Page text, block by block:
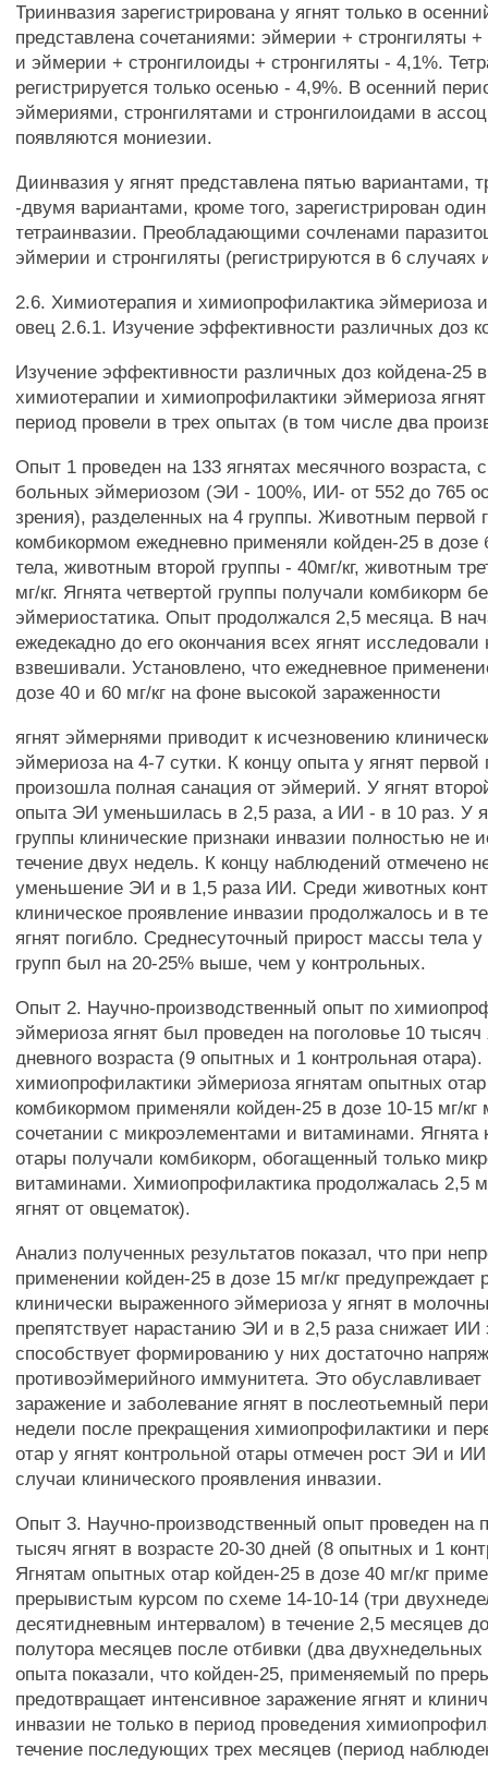
Триинвазия зарегистрирована у ягнят только в
представлена сочетаниями: эймерии + стронгиляты
и эймерии + стронгилоиды + стронгиляты - 4,1%.
регистрируется только осенью - 4,9%. В осенний
эймериями, стронгилятами и стронгилоидами в
появляются мониезии.
Диинвазия у ягнят представлена пятью вариантами,
-двумя вариантами, кроме того, зарегистрирован
тетраинвазии. Преобладающими сочленами
эймерии и стронгиляты (регистрируются в 6 случаях
2.6. Химиотерапия и химиопрофилактика эймериоза
овец 2.6.1. Изучение эффективности различных доз
Изучение эффективности различных доз койдена-25
химиотерапии и химиопрофилактики эймериоза
период провели в трех опытах (в том числе два
Опыт 1 проведен на 133 ягнятах месячного возраста,
больных эймериозом (ЭИ - 100%, ИИ- от 552 до 765
зрения), разделенных на 4 группы. Животным первой
комбикормом ежедневно применяли койден-25 в дозе
тела, животным второй группы - 40мг/кг, животным
мг/кг. Ягнята четвертой группы получали комбикорм
эймериостатика. Опыт продолжался 2,5 месяца. В
ежедекадно до его окончания всех ягнят
взвешивали. Установлено, что ежедневное
дозе 40 и 60 мг/кг на фоне высокой зараженности
ягнят эймернями приводит к исчезновению
эймериоза на 4-7 сутки. К концу опыта у ягнят первой
произошла полная санация от эймерий. У ягнят
опыта ЭИ уменьшилась в 2,5 раза, а ИИ - в 10 раз. У
группы клинические признаки инвазии полностью не
течение двух недель. К концу наблюдений отмечено
уменьшение ЭИ и в 1,5 раза ИИ. Среди животных
клиническое проявление инвазии продолжалось и в
ягнят погибло. Среднесуточный прирост массы тела
групп был на 20-25% выше, чем у контрольных.
Опыт 2. Научно-производственный опыт по
эймериоза ягнят был проведен на поголовье 10 тысяч
дневного возраста (9 опытных и 1 контрольная
химиопрофилактики эймериоза ягнятам опытных
комбикормом применяли койден-25 в дозе 10-15 мг/кг
сочетании с микроэлементами и витаминами. Ягнята
отары получали комбикорм, обогащенный только
витаминами. Химиопрофилактика продолжалась 2,5
ягнят от овцематок).
Анализ полученных результатов показал, что при
применении койден-25 в дозе 15 мг/кг предупреждает
клинически выраженного эймериоза у ягнят в
препятствует нарастанию ЭИ и в 2,5 раза снижает
способствует формированию у них достаточно
противоэймерийного иммунитета. Это обуславливает
заражение и заболевание ягнят в послеотьемный
недели после прекращения химиопрофилактики и
отар у ягнят контрольной отары отмечен рост ЭИ и
случаи клинического проявления инвазии.
Опыт 3. Научно-производственный опыт проведен на
тысяч ягнят в возрасте 20-30 дней (8 опытных и 1
Ягнятам опытных отар койден-25 в дозе 40 мг/кг
прерывистым курсом по схеме 14-10-14 (три
десятидневным интервалом) в течение 2,5 месяцев
полутора месяцев после отбивки (два
опыта показали, что койден-25, применяемый по
предотвращает интенсивное заражение ягнят и
инвазии не только в период проведения
течение последующих трех месяцев (период